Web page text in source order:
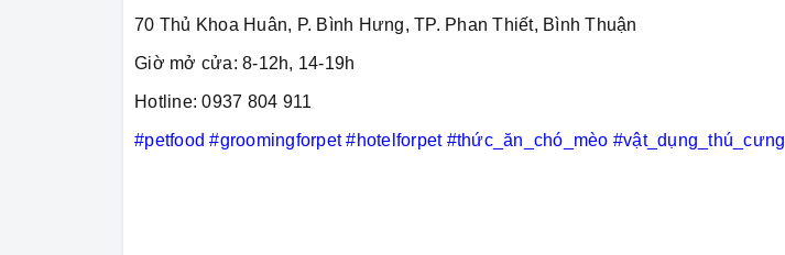
70 Thủ Khoa Huân, P. Bình Hưng, TP. Phan Thiết, Bình Thuận
Giờ mở cửa: 8-12h, 14-19h
Hotline: 0937 804 911
#petfood #groomingforpet #hotelforpet #thức_ăn_chó_mèo #vật_dụng_thú_cưng